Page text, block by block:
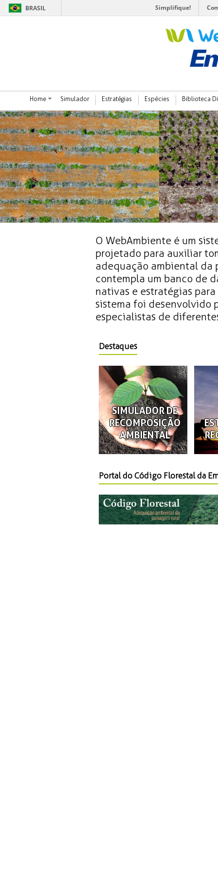
BRASIL Simplifique!
Home Simulador Estratégias Espécies Biblioteca
O WebAmbiente é um
projetado para auxiliar
adequação ambiental da
contempla um banco de
nativas e estratégias
sistema foi desenvolvido
especialistas de
Destaques
SIMULADOR DE
RECOMPOSIÇÃO
AMBIENTAL
Portal do Código Florestal da